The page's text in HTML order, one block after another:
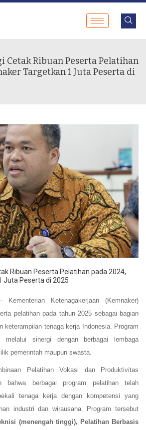
Cetak Ribuan Peserta Pelatihan
Targetkan 1 Juta Peserta di
Ribuan Peserta Pelatihan pada 2024,
Juta Peserta di 2025
Ketenagakerjaan (Kemnaker)
pelatihan pada tahun 2025 sebagai bagian
keterampilan tenaga kerja Indonesia. Program
melalui sinergi dengan berbagai lembaga
pemerintah maupun swasta.
Pelatihan Vokasi dan Produktivitas
bahwa berbagai program pelatihan telah
tenaga kerja dengan kompetensi yang
industri dan wirausaha. Program tersebut
(menengah tinggi), Pelatihan Berbasis